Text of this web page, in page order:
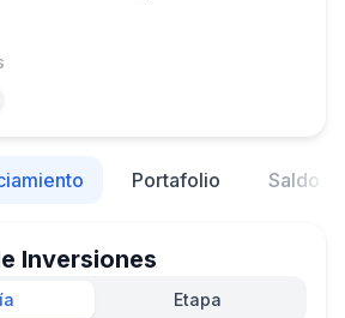
Portafolio Saldo
Inversiones
Etapa